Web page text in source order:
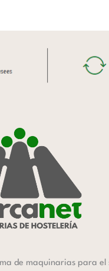
de maquinarias para el